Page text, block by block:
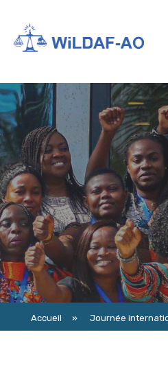
Accueil » Journée